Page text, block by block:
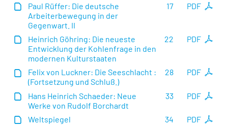
PDF
17
Paul Rüffer: Die deutsche
Arbeiterbewegung in der
Gegenwart. II
PDF
22
Heinrich Göhring: Die neueste
Entwicklung der Kohlenfrage in den
modernen Kulturstaaten
PDF
28
Felix von Luckner: Die Seeschlacht :
(Fortsetzung und Schluß.)
PDF
33
Hans Heinrich Schaeder: Neue
Werke von Rudolf Borchardt
PDF
34
Weltspiegel